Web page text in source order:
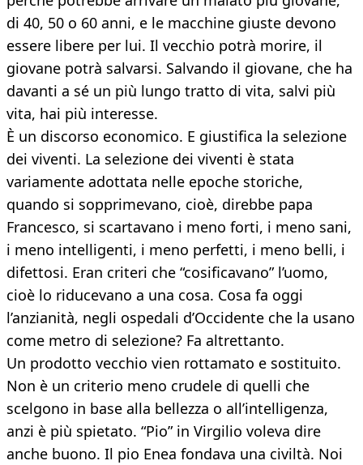
di 40, 50 o 60 anni, e le macchine giuste devono
essere libere per lui. Il vecchio potrà morire, il
giovane potrà salvarsi. Salvando il giovane, che ha
davanti a sé un più lungo tratto di vita, salvi più
vita, hai più interesse.
È un discorso economico. E giustifica la selezione
dei viventi. La selezione dei viventi è stata
variamente adottata nelle epoche storiche,
quando si sopprimevano, cioè, direbbe papa
Francesco, si scartavano i meno forti, i meno sani,
i meno intelligenti, i meno perfetti, i meno belli, i
difettosi. Eran criteri che “cosificavano” l’uomo,
cioè lo riducevano a una cosa. Cosa fa oggi
l’anzianità, negli ospedali d’Occidente che la usano
come metro di selezione? Fa altrettanto.
Un prodotto vecchio vien rottamato e sostituito.
Non è un criterio meno crudele di quelli che
scelgono in base alla bellezza o all’intelligenza,
anzi è più spietato. “Pio” in Virgilio voleva dire
anche buono. Il pio Enea fondava una civiltà. Noi